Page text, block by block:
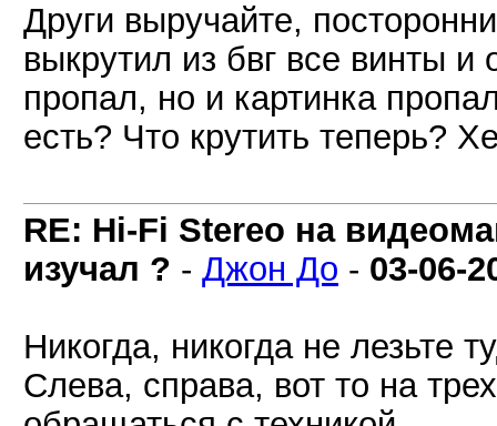
Други выручайте,
выкрутил из бвг все винты и
пропал, но и картинка
есть? Что крутить теперь?
RE: Hi-Fi Stereo на
изучал ? - Джон До - 03-06-
Никогда, никогда не лезьте
Слева, справа, вот то на